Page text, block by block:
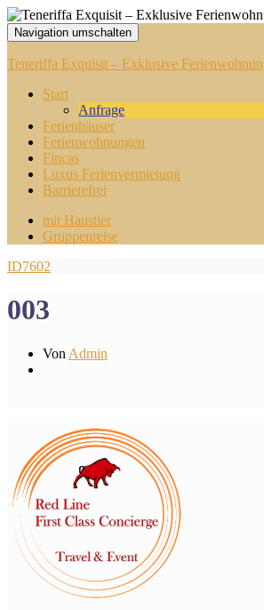
Navigation umschalten
Teneriffa Exquisit – Exklusive
Start
Anfrage
Ferienhäuser
Ferienwohnungen
Fincas
Luxus Ferienvermietung
Barrierefrei
mit Haustier
Gruppenreise
ID7602
003
Von Admin